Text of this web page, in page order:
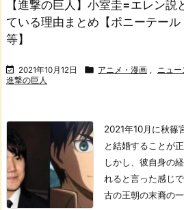
【進撃の巨人】小室圭=エレン説
ている理由まとめ【ポニーテー
等】
 2021年10月12日  アニメ・漫画 , ニュ
進撃の巨人
2021年10月に秋篠
と結婚することが
しかし、彼自身の
れると言った感じ
古の王朝の末裔の